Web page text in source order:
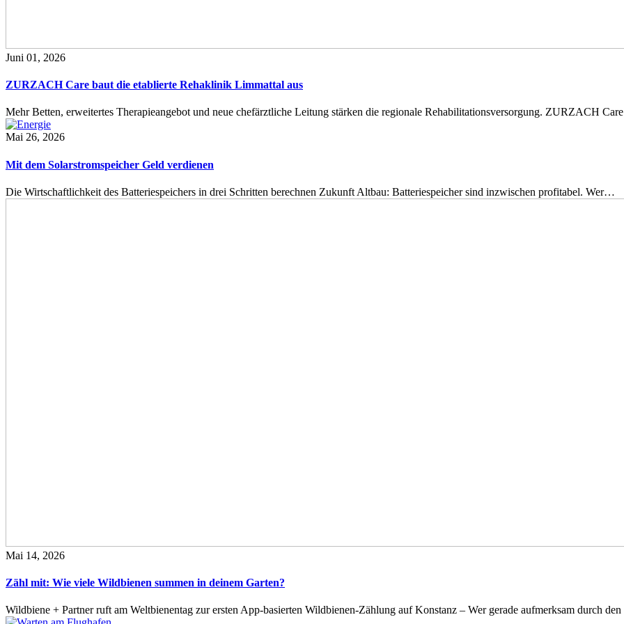
Juni 01, 2026
ZURZACH Care baut die etablierte Rehaklinik Limmattal aus
Mehr Betten, erweitertes Therapieangebot und neue chefärztliche Leitung stärken die regionale Rehabilitationsversorgung. ZURZACH
Mai 26, 2026
Mit dem Solarstromspeicher Geld verdienen
Die Wirtschaftlichkeit des Batteriespeichers in drei Schritten berechnen Zukunft Altbau: Batteriespeicher sind inzwischen profitabel. Wer…
Mai 14, 2026
Zähl mit: Wie viele Wildbienen summen in deinem Garten?
Wildbiene + Partner ruft am Weltbienentag zur ersten App-basierten Wildbienen-Zählung auf Konstanz – Wer gerade aufmerksam durch